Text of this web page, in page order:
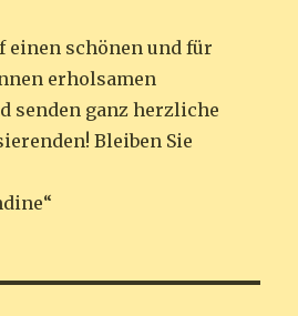
einen schönen und für
erholsamen
senden ganz herzliche
Bleiben Sie